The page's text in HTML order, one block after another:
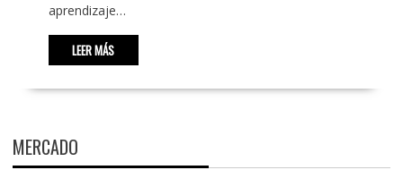
aprendizaje…
LEER MÁS
MERCADO